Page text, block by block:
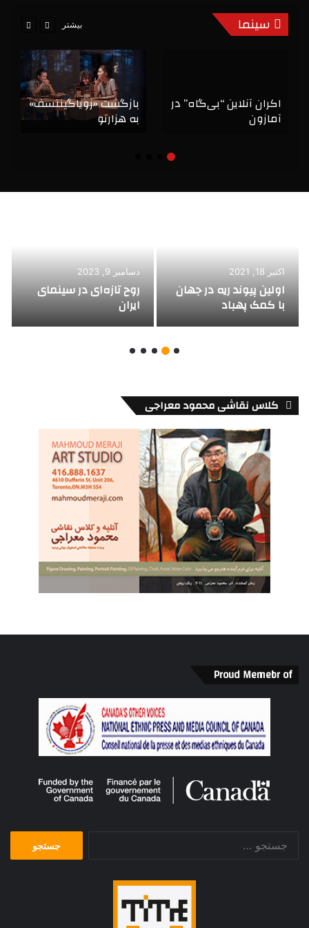
سینما بیشتر
اکران آنلاین “بی‌گاه” در
آمازون
بازگشت «زویاگینتسف»
به هزارتو
اکتبر 18, 2021
اولین پیوند ریه در جهان
با کمک پهباد
دسامبر 9, 2023
روح تازه‌ای در سینمای
ایران
کلاس نقاشی محمود معراجی
Proud Memebr of